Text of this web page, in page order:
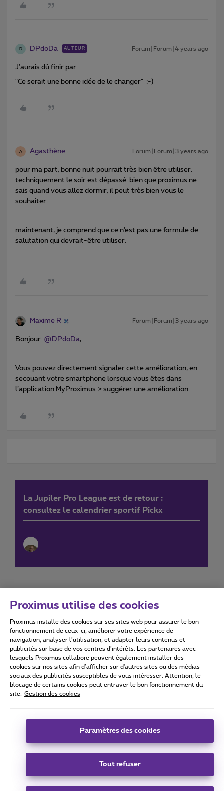
D DPdoDa AUTEUR Forum|Forum|4 years ago
J'aurais dû finir par
"Ce serait une bonne idée de le changer" :-)
A Agasthène Forum|Forum|3 years ago
pour ma part, bonne nuit pourrait très bien être utiliser.
techniquement le soir est dépassé. bien que proximus ne
sais quand vous allez dormir, il peut très bien vous le
souhaiter.
maintenant, je comprend que ce n’est pas une formule de
salutation qui devrait-être utiliser.
Maxime R Forum|Forum|3 years ago
Bonjour @DPdoDa,
Vous pouvez directement signaler cette amélioration, en
secouant votre smartphone lorsque vous êtes dans
l’application MyProximus > suggérer une amélioration.
La Jupiler Pro League est de retour :
consultez le calendrier sportif Pickx
Conditions d'utilisation Accessibility statement
Tous droits réservés. © 2026 Proximus
Conditions générales, info consommateur
Coordonnées de l’entreprise
Boulevard du Roi Albert II 27 - B-1030 Bruxelles.
Carrier & Wholesale Solutions
Proximus utilise des cookies
Proximus installe des cookies sur ses sites web pour assurer le bon
fonctionnement de ceux-ci, améliorer votre expérience de
navigation, analyser l’utilisation, et adapter leurs contenus et
publicités sur base de vos centres d’intérêts. Les partenaires avec
lesquels Proximus collabore peuvent également installer des
cookies sur nos sites afin d’afficher sur d'autres sites ou des médias
sociaux des publicités susceptibles de vous intéresser. Attention, le
blocage de certains cookies peut entraver le bon fonctionnement du
site.
Gestion des cookies
Paramètres des cookies
Tout refuser